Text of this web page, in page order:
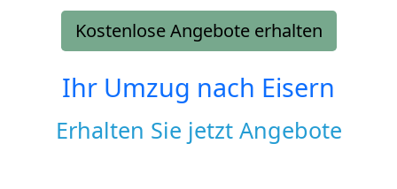
Kostenlose Angebote erhalten
Ihr Umzug nach Eisern
Erhalten Sie jetzt Angebote